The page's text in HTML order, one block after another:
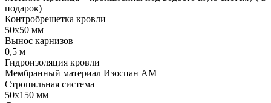
подарок)
Контробрешетка кровли
50х50 мм
Вынос карнизов
0,5 м
Гидроизоляция кровли
Мембранный материал Изоспан АМ
Стропильная система
50х150 мм